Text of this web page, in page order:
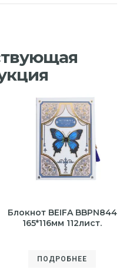
Блокнот BEIFA BBPN844
165*116мм 112лист.
ПОДРОБНЕЕ